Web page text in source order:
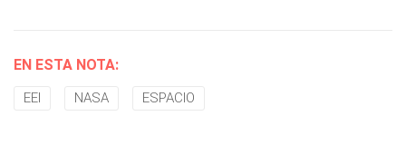
EN ESTA NOTA:
EEI NASA ESPACIO